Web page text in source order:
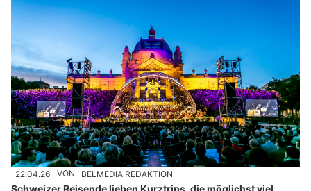
22.04.26 VON BELMEDIA REDAKTION
Schweizer Reisende lieben Kurztrips, die möglichst viel